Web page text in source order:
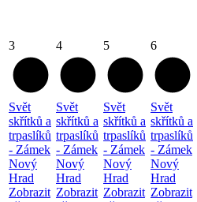
3
Svět
skřítků a
trpaslíků
- Zámek
Nový
Hrad
Zobrazit
4
Svět
skřítků a
trpaslíků
- Zámek
Nový
Hrad
Zobrazit
5
Svět
skřítků a
trpaslíků
- Zámek
Nový
Hrad
Zobrazit
6
Svět
skřítků a
trpaslíků
- Zámek
Nový
Hrad
Zobrazit